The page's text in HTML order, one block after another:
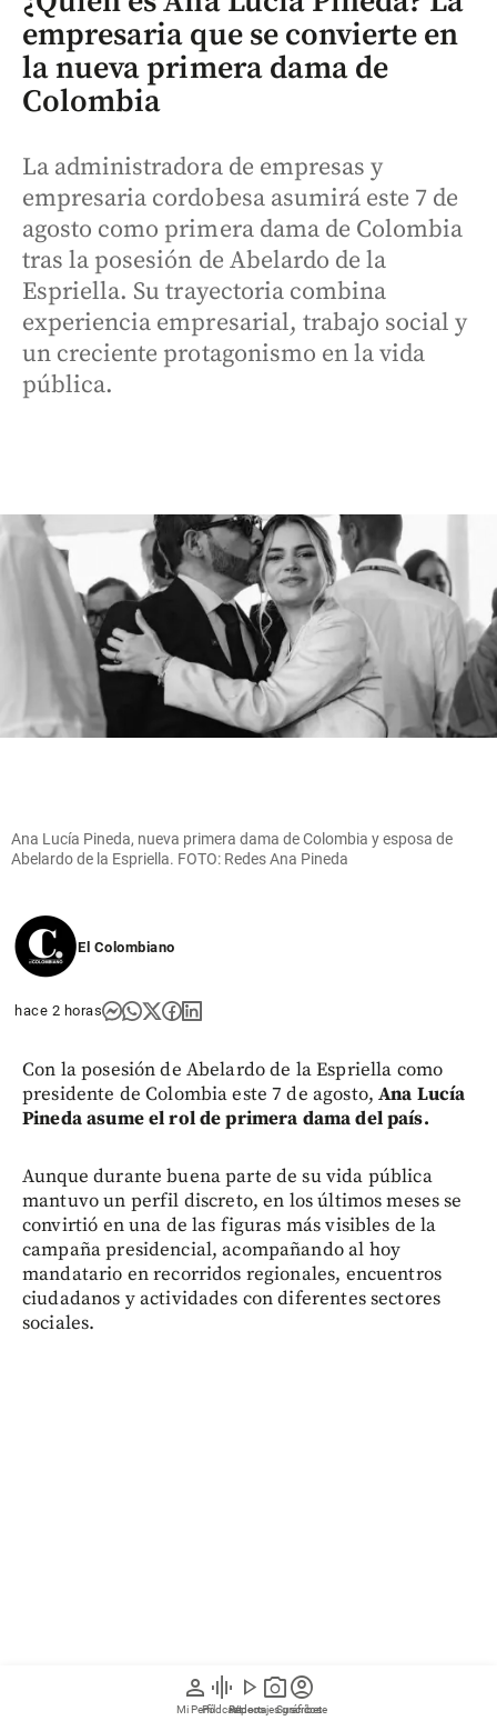
person
Mi Perfil
graphic_eq
Pódcast
play_arrow
Videos
photo_camera
Reportajes gráficos
account_circle
Suscríbete
empresaria que se convierte en
la nueva primera dama de
Colombia
La administradora de empresas y
empresaria cordobesa asumirá este 7 de
agosto como primera dama de Colombia
tras la posesión de Abelardo de la
Espriella. Su trayectoria combina
experiencia empresarial, trabajo social y
un creciente protagonismo en la vida
pública.
Ana Lucía Pineda, nueva primera dama de Colombia y esposa de
Abelardo de la Espriella. FOTO: Redes Ana Pineda
El Colombiano
hace 2 horas
Con la posesión de Abelardo de la Espriella como
presidente de Colombia este 7 de agosto,Ana Lucía
Pineda asume el rol de primera dama del país.
Aunque durante buena parte de su vida pública
mantuvo un perfil discreto, en los últimos meses se
convirtió en una de las figuras más visibles de la
campaña presidencial, acompañando al hoy
mandatario en recorridos regionales, encuentros
ciudadanos y actividades con diferentes sectores
sociales.
Su llegada a la Casa de Nariño marca el inicio de